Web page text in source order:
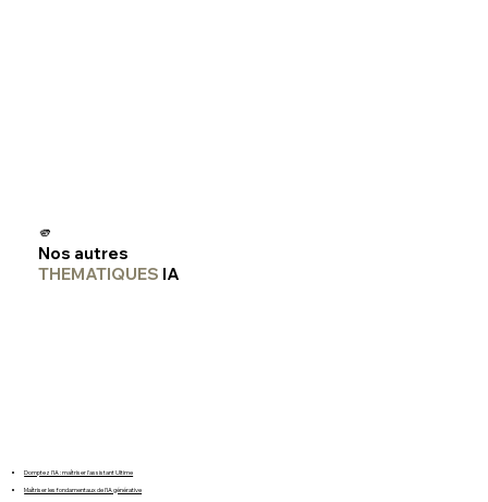
Domptez l'IA : maîtriser l'assistant Ultime
Maîtriser les fondamentaux de l'IA générative
🫵
Nos autres
THEMATIQUES IA